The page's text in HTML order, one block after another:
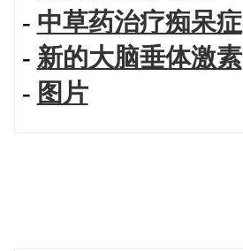
- 中草药治疗痴呆症
- 新的大脑垂体激素
- 图片